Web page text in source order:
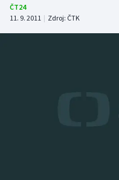
Atletika
ČT24
11. 9. 2011 | Zdroj: ČTK